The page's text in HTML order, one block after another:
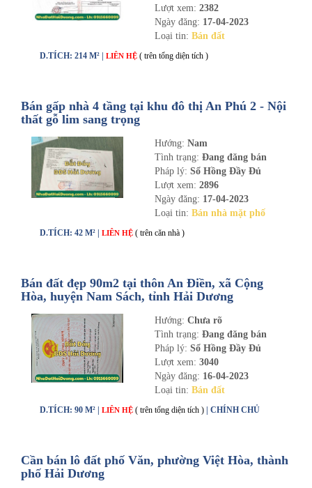
Lượt xem: 2382
Ngày đăng: 17-04-2023
Loại tin: Bán đất
D.TÍCH: 214 M² | LIÊN HỆ ( trên tổng diện tích )
Bán gấp nhà 4 tầng tại khu đô thị An Phú 2 - Nội
thất gỗ lim sang trọng
Hướng: Nam
Tình trạng: Đang đăng bán
Pháp lý: Sổ Hồng Đầy Đủ
Lượt xem: 2896
Ngày đăng: 17-04-2023
Loại tin: Bán nhà mặt phố
D.TÍCH: 42 M² | LIÊN HỆ ( trên căn nhà )
Bán đất đẹp 90m2 tại thôn An Điền, xã Cộng
Hòa, huyện Nam Sách, tỉnh Hải Dương
Hướng: Chưa rõ
Tình trạng: Đang đăng bán
Pháp lý: Sổ Hồng Đầy Đủ
Lượt xem: 3040
Ngày đăng: 16-04-2023
Loại tin: Bán đất
D.TÍCH: 90 M² | LIÊN HỆ ( trên tổng diện tích ) | CHÍNH CHỦ
Cần bán lô đất phố Văn, phường Việt Hòa, thành
phố Hải Dương